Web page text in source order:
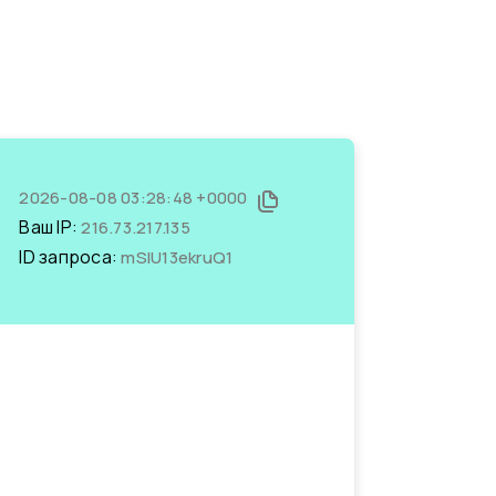
2026-08-08 03:28:48 +0000
Ваш IP:216.73.217.135
ID запроса:mSIU13ekruQ1